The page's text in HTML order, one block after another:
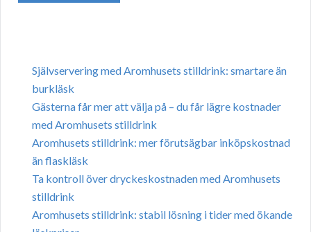
Självservering med Aromhusets stilldrink: smartare än
burkläsk
Gästerna får mer att välja på – du får lägre kostnader
med Aromhusets stilldrink
Aromhusets stilldrink: mer förutsägbar inköpskostnad
än flaskläsk
Ta kontroll över dryckeskostnaden med Aromhusets
stilldrink
Aromhusets stilldrink: stabil lösning i tider med ökande